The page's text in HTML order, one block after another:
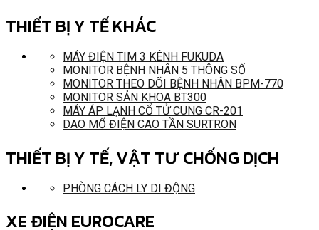
THIẾT BỊ Y TẾ KHÁC
MÁY ĐIỆN TIM 3 KÊNH FUKUDA
MONITOR BỆNH NHÂN 5 THÔNG SỐ
MONITOR THEO DÕI BỆNH NHÂN BPM-770
MONITOR SẢN KHOA BT300
MÁY ÁP LẠNH CỔ TỬ CUNG CR-201
DAO MỔ ĐIỆN CAO TẦN SURTRON
THIẾT BỊ Y TẾ, VẬT TƯ CHỐNG DỊCH
PHÒNG CÁCH LY DI ĐỘNG
XE ĐIỆN EUROCARE